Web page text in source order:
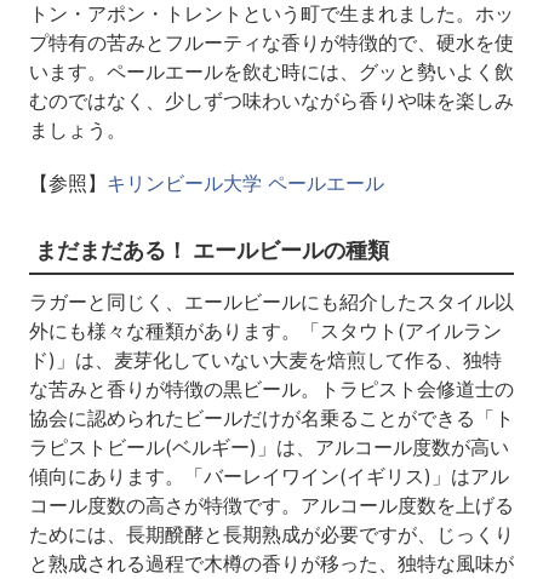
トン・アポン・トレントという町で生まれました。ホッ
プ特有の苦みとフルーティな香りが特徴的で、硬水を使
います。ペールエールを飲む時には、グッと勢いよく飲
むのではなく、少しずつ味わいながら香りや味を楽しみ
ましょう。
【参照】 キリンビール大学 ペールエール
まだまだある！ エールビールの種類
ラガーと同じく、エールビールにも紹介したスタイル以
外にも様々な種類があります。「スタウト(アイルラン
ド)」は、麦芽化していない大麦を焙煎して作る、独特
な苦みと香りが特徴の黒ビール。トラピスト会修道士の
協会に認められたビールだけが名乗ることができる「ト
ラピストビール(ベルギー)」は、アルコール度数が高い
傾向にあります。「バーレイワイン(イギリス)」はアル
コール度数の高さが特徴です。アルコール度数を上げる
ためには、長期醗酵と長期熟成が必要ですが、じっくり
と熟成される過程で木樽の香りが移った、独特な風味が